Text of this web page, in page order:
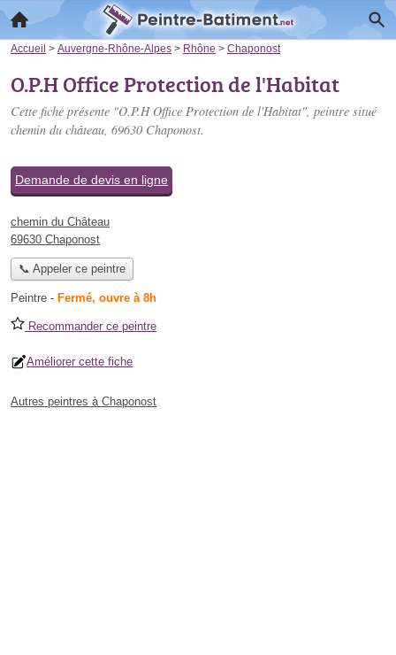
Accueil > Auvergne-Rhône-Alpes > Rhône > Chaponost
O.P.H Office Protection de l'Habitat
Cette fiche présente "O.P.H Office Protection de l'Habitat", peintre situé
chemin du château, 69630 Chaponost.
Demande de devis en ligne
chemin du Château
69630 Chaponost
📞 Appeler ce peintre
Peintre - Fermé, ouvre à 8h
Recommander ce peintre
Améliorer cette fiche
Autres peintres à Chaponost